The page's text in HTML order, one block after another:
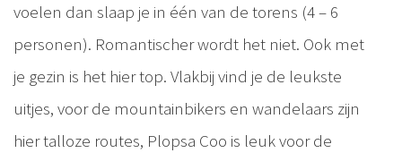
voelen dan slaap je in één van de torens (4 – 6
personen). Romantischer wordt het niet. Ook met
je gezin is het hier top. Vlakbij vind je de leukste
uitjes, voor de mountainbikers en wandelaars zijn
hier talloze routes, Plopsa Coo is leuk voor de